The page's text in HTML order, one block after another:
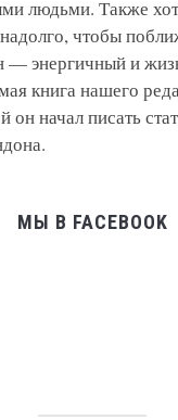
людьми. Также
чтобы
— энергичный и
книга нашего
он начал писать
МЫ В FACEBOOK